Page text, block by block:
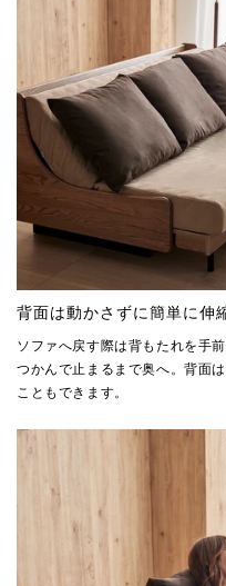
背面は動かさずに簡単に伸
ソファへ戻す際は背もたれを手
つかんで止まるまで奥へ。背面
こともできます。